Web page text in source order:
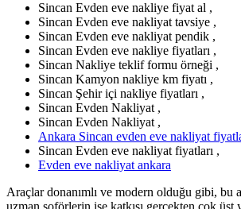
Sincan Evden eve nakliye fiyat al ,
Sincan Evden eve nakliyat tavsiye ,
Sincan Evden eve nakliyat pendik ,
Sincan Evden eve nakliye fiyatları ,
Sincan Nakliye teklif formu örneği ,
Sincan Kamyon nakliye km fiyatı ,
Sincan Şehir içi nakliye fiyatları ,
Sincan Evden Nakliyat ,
Sincan Evden Nakliyat ,
Ankara Sincan evden eve nakliyat
Sincan Evden eve nakliyat fiyatları ,
Evden eve nakliyat ankara
Araçlar donanımlı ve modern olduğu gibi, bu